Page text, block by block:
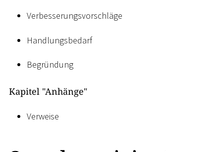
Verbesserungsvorschläge
Handlungsbedarf
Begründung
Kapitel "Anhänge"
Verweise